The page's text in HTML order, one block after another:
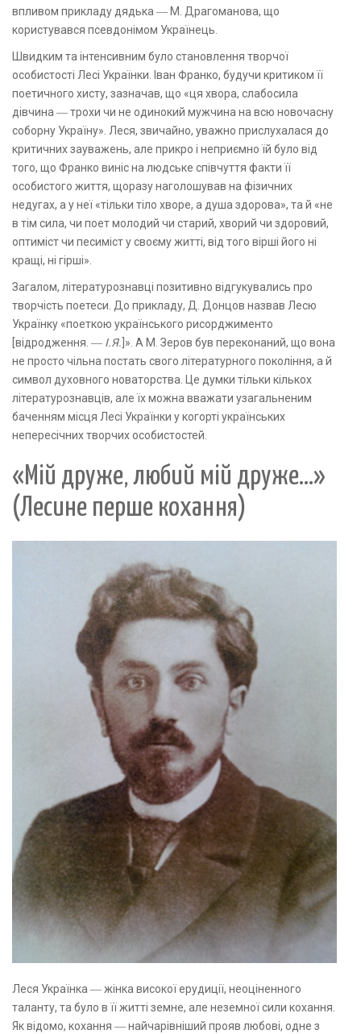
впливом прикладу дядька ― М. Драгоманова, що
користувався псевдонімом Українець.
Швидким та інтенсивним було становлення творчої
особистості Лесі Українки. Іван Франко, будучи критиком її
поетичного хисту, зазначав, що «ця хвора, слабосила
дівчина ― трохи чи не одинокий мужчина на всю новочасну
соборну Україну». Леся, звичайно, уважно прислухалася до
критичних зауважень, але прикро і неприємно їй було від
того, що Франко виніс на людське співчуття факти її
особистого життя, щоразу наголошував на фізичних
недугах, а у неї «тільки тіло хворе, а душа здорова», та й «не
в тім сила, чи поет молодий чи старий, хворий чи здоровий,
оптиміст чи песиміст у своєму житті, від того вірші його ні
кращі, ні гірші».
Загалом, літературознавці позитивно відгукувались про
творчість поетеси. До прикладу, Д. Донцов назвав Лесю
Українку «поеткою українського рисорджименто
[відродження. ― І.Я. ]». А М. Зеров був переконаний, що вона
не просто чільна постать свого літературного покоління, а й
символ духовного новаторства. Це думки тільки кількох
літературознавців, але їх можна вважати узагальненим
баченням місця Лесі Українки у когорті українських
непересічних творчих особистостей.
«Мій друже, любий мій друже...»
(Лесине перше кохання)
Леся Українка ― жінка високої ерудиції, неоціненного
таланту, та було в її житті земне, але неземної сили кохання.
Як відомо, кохання ― найчарівніший прояв любові, одне з